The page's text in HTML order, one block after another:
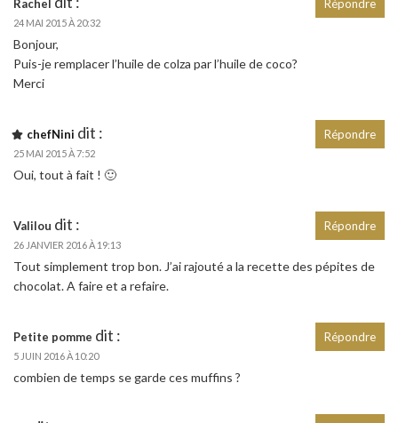
Rachel
24 MAI 2015 À 20:32
Bonjour,
Puis-je remplacer l’huile de colza par l’huile de coco?
Merci
Répondre
chefNini dit :
25 MAI 2015 À 7:52
Oui, tout à fait ! 🙂
Répondre
Valilou dit :
26 JANVIER 2016 À 19:13
Tout simplement trop bon. J’ai rajouté a la recette des pépites de
chocolat. A faire et a refaire.
Répondre
Petite pomme dit :
5 JUIN 2016 À 10:20
combien de temps se garde ces muffins ?
Répondre